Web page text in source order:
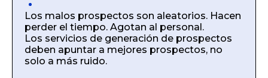
Los malos prospectos son aleatorios. Hacen
perder el tiempo. Agotan al personal.
Los servicios de generación de prospectos
deben apuntar a mejores prospectos, no
solo a más ruido.